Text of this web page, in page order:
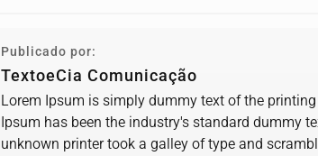
Publicado por:
TextoeCia Comunicação
Lorem Ipsum is simply dummy text of the
Ipsum has been the industry's standard dummy
unknown printer took a galley of type and